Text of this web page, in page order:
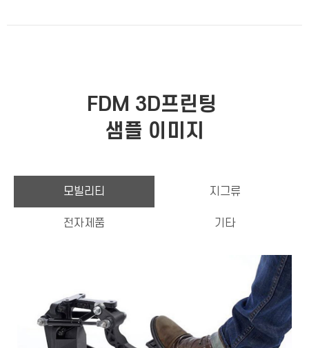
FDM 3D프린팅
샘플 이미지
모빌리티 지그류
전자제품 기타